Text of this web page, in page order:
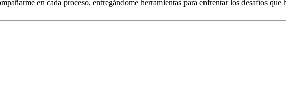
en cada proceso, entregándome herramientas para enfrentar los desafíos que